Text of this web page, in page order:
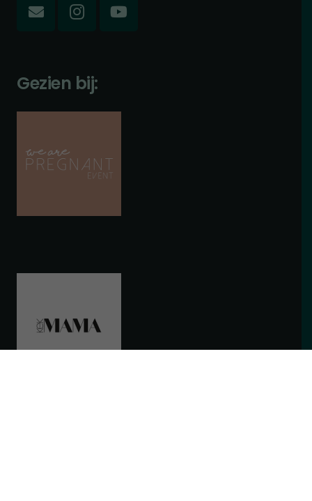
Gezien bij: